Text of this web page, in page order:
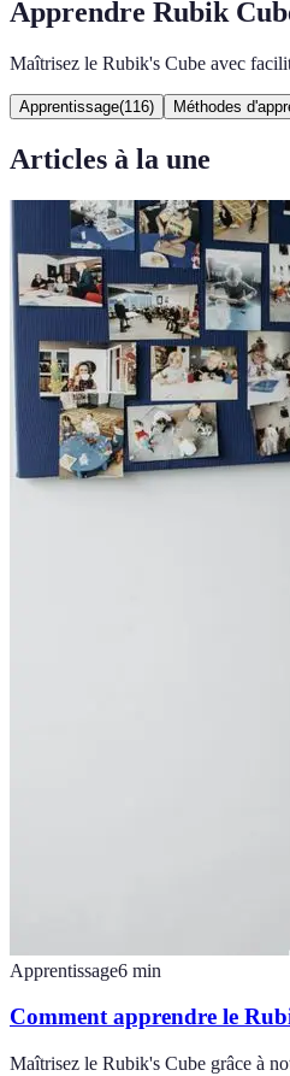
Apprendre Rubik
Maîtrisez le Rubik's Cube avec
Apprentissage(116) Méthodes
Articles à la une
Apprentissage6 min
Comment apprendre le
Maîtrisez le Rubik's Cube grâce à